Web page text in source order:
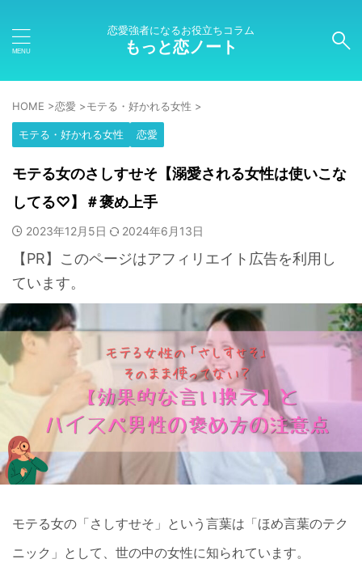
恋愛強者になるお役立ちコラム
もっと恋ノート
HOME >恋愛 >モテる・好かれる女性 >
モテる・好かれる女性 恋愛
モテる女のさしすせそ【溺愛される女性は使いこな
してる♡】＃褒め上手
2023年12月5日 2024年6月13日
【PR】このページはアフィリエイト広告を利用し
ています。
モテる女の「さしすせそ」という言葉は「ほめ言葉のテク
ニック」として、世の中の女性に知られています。